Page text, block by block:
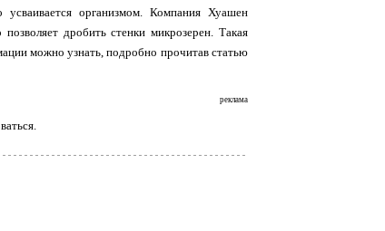
организмом. Компания Хуашен
дробить стенки микрозерен. Такая
можно узнать, подробно прочитав статью
реклама